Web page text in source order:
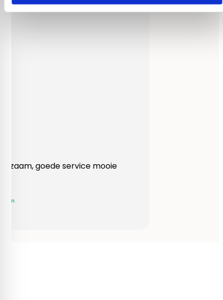
Heel behulpzaam, goede service mooie
Yvonne Claessen